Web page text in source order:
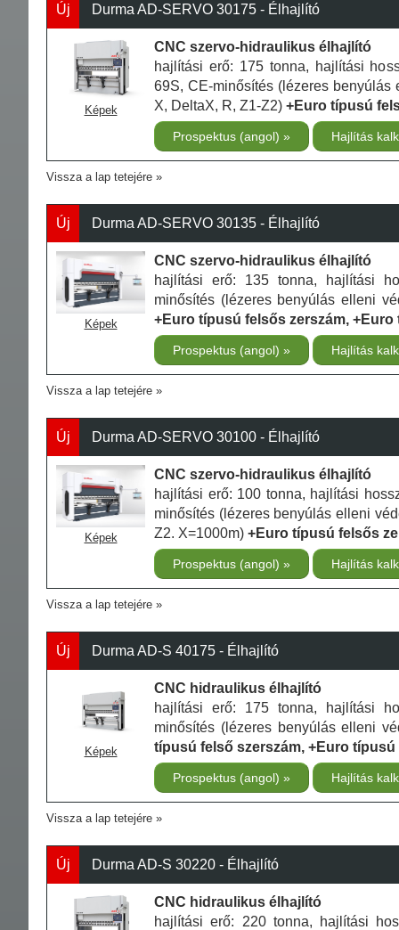
Új Durma AD-SERVO 30175 - Élhajlító
Képek
CNC szervo-hidraulikus élhajlító
hajlítási erő: 175 tonna, hajlítási
69S, CE-minősítés (lézeres
X, DeltaX, R, Z1-Z2) +Euro típusú
Prospektus (angol) Hajlítás
Vissza a lap tetejére
Új Durma AD-SERVO 30135 - Élhajlító
Képek
CNC szervo-hidraulikus élhajlító
hajlítási erő: 135 tonna, hajlítási
minősítés (lézeres benyúlás elleni
+Euro típusú felsős zerszám,
Prospektus (angol) Hajlítás
Vissza a lap tetejére
Új Durma AD-SERVO 30100 - Élhajlító
Képek
CNC szervo-hidraulikus élhajlító
hajlítási erő: 100 tonna, hajlítási
minősítés (lézeres benyúlás elleni
Z2. X=1000m) +Euro típusú felsős
Prospektus (angol) Hajlítás
Vissza a lap tetejére
Új Durma AD-S 40175 - Élhajlító
Képek
CNC hidraulikus élhajlító
hajlítási erő: 175 tonna, hajlítási
minősítés (lézeres benyúlás elleni
típusú felső szerszám, +Euro típusú
Prospektus (angol) Hajlítás
Vissza a lap tetejére
Új Durma AD-S 30220 - Élhajlító
CNC hidraulikus élhajlító
hajlítási erő: 220 tonna, hajlítási